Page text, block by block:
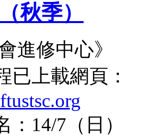
秋季）
進修中心》
已上載網頁：
：14/7（日）